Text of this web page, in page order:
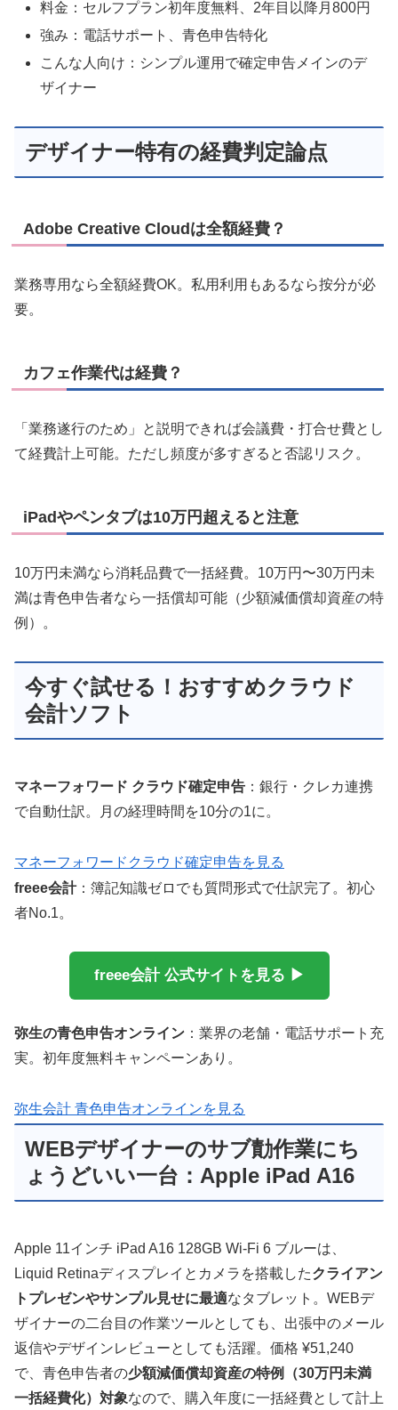
料金：セルフプラン初年度無料、2年目以降月800円
強み：電話サポート、青色申告特化
こんな人向け：シンプル運用で確定申告メインのデ
ザイナー
デザイナー特有の経費判定論点
Adobe Creative Cloudは全額経費？
業務専用なら全額経費OK。私用利用もあるなら按分が必
要。
カフェ作業代は経費？
「業務遂行のため」と説明できれば会議費・打合せ費とし
て経費計上可能。ただし頻度が多すぎると否認リスク。
iPadやペンタブは10万円超えると注意
10万円未満なら消耗品費で一括経費。10万円〜30万円未
満は青色申告者なら一括償却可能（少額減価償却資産の特
例）。
今すぐ試せる！おすすめクラウド
会計ソフト
マネーフォワード クラウド確定申告 ：銀行・クレカ連携
で自動仕訳。月の経理時間を10分の1に。
マネーフォワードクラウド確定申告を見る
freee会計：簿記知識ゼロでも質問形式で仕訳完了。初心
者No.1。
freee会計 公式サイトを見る ▶
弥生の青色申告オンライン ：業界の老舗・電話サポート充
実。初年度無料キャンペーンあり。
弥生会計 青色申告オンラインを見る
WEBデザイナーのサブ勣作業にち
ょうどいい一台：Apple iPad A16
Apple 11インチ iPad A16 128GB Wi-Fi 6 ブルーは、
Liquid Retinaディスプレイとカメラを搭載したクライアン
トプレゼンやサンプル見せに最適なタブレット。WEBデ
ザイナーの二台目の作業ツールとしても、出張中のメール
返信やデザインレビューとしても活躍。価格 ¥51,240
で、青色申告者の少額減価償却資産の特例（30万円未満
一括経費化）対象なので、購入年度に一括経費として計上